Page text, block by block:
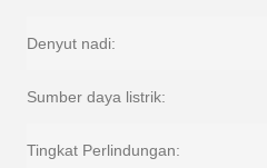
Denyut nadi:
Sumber daya listrik:
Tingkat Perlindungan: